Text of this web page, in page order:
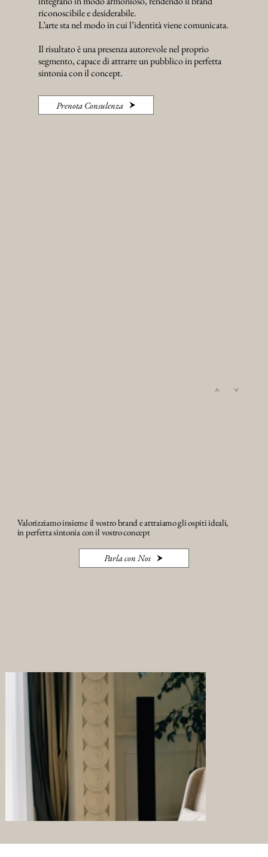
riconoscibile e desiderabile.
L’arte sta nel modo in cui l’identità viene comunicata.
Il risultato è una presenza autorevole nel proprio
segmento, capace di attrarre un pubblico in perfetta
sintonia con il concept.
Prenota Consulenza
Valorizziamo insieme il vostro brand e attraiamo gli ospiti ideali,
in perfetta sintonia con il vostro concept
Parla con Noi